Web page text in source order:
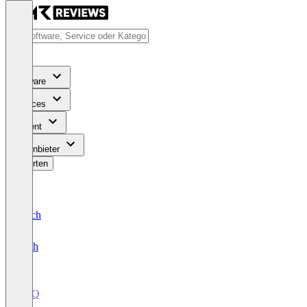
Software
Services
Content
Für Anbieter
Bewerten
Deutsch
English
CPQ